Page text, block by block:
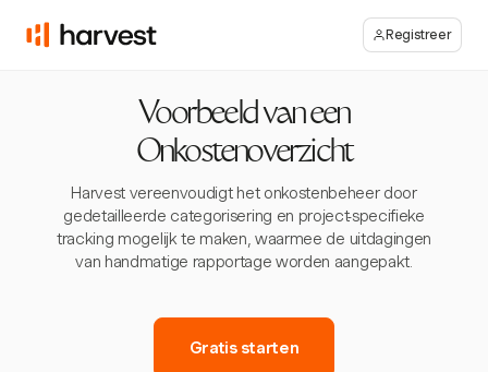
Registreer
Voorbeeld van een
Onkostenoverzicht
Harvest vereenvoudigt het onkostenbeheer door
gedetailleerde categorisering en project-specifieke
tracking mogelijk te maken, waarmee de uitdagingen
van handmatige rapportage worden aangepakt.
Gratis starten